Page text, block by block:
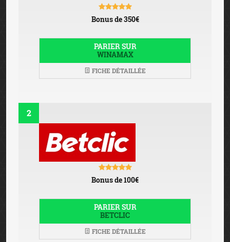
Bonus de 350€
PARIER SUR
WINAMAX
FICHE DÉTAILLÉE
2
Bonus de 100€
PARIER SUR
BETCLIC
FICHE DÉTAILLÉE